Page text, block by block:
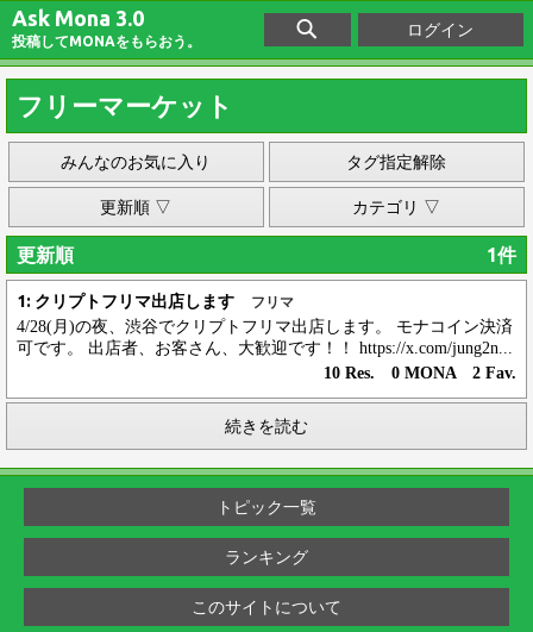
Ask Mona 3.0
投稿してMONAをもらおう。
ログイン
フリーマーケット
みんなのお気に入り タグ指定解除
更新順 ▽ カテゴリ ▽
更新順 1件
1: クリプトフリマ出店します フリマ
4/28(月)の夜、渋谷でクリプトフリマ出店します。 モナコイン決済
可です。 出店者、お客さん、大歓迎です！！ https://x.com/jung2n...
10 Res. 0 MONA 2 Fav.
続きを読む
トピック一覧
ランキング
このサイトについて